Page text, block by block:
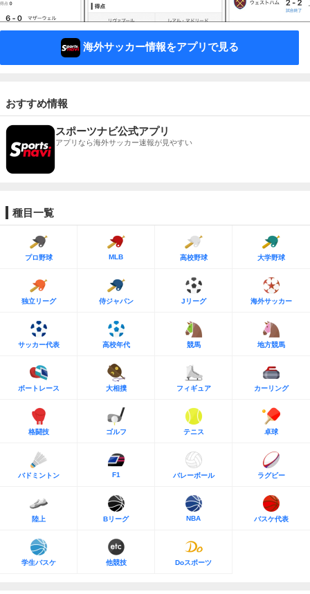
海外サッカー情報をアプリで見る
おすすめ情報
スポーツナビ公式アプリ
アプリなら海外サッカー速報が見やすい
種目一覧
プロ野球 MLB 高校野球 大学野球
独立リーグ 侍ジャパン Jリーグ 海外サッカー
サッカー代表 高校年代 競馬 地方競馬
ボートレース 大相撲 フィギュア カーリング
格闘技 ゴルフ テニス 卓球
バドミントン F1 バレーボール ラグビー
陸上 Bリーグ NBA バスケ代表
学生バスケ 他競技 Doスポーツ